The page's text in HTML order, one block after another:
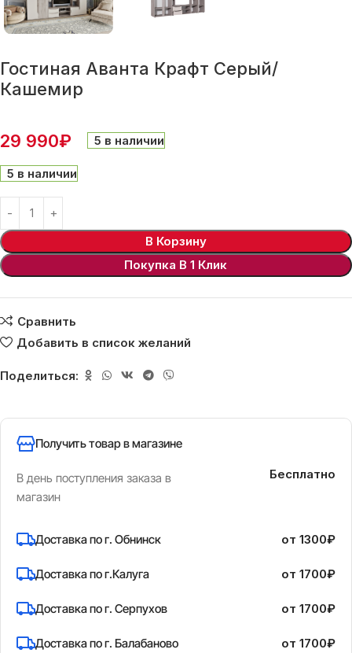
Гостиная Аванта Крафт Серый/
Кашемир
29 990₽ 5 в наличии
5 в наличии
В Корзину
Покупка В 1 Клик
Сравнить
Добавить в список желаний
Поделиться:
Получить товар в магазине
В день поступления заказа в
магазин
Бесплатно
Доставка по г. Обнинск
Доставка по г.Калуга
Доставка по г. Серпухов
Доставка по г. Балабаново
от 1300₽
от 1700₽
от 1700₽
от 1700₽